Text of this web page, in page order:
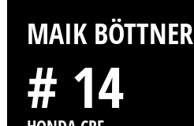
MAIK BÖTTNER
# 14